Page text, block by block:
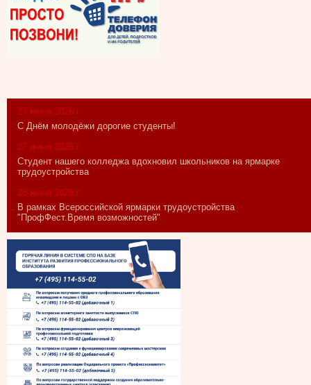
27 июня 2026 г.
С Днём молодёжи дорогие студенты!
27 июня 2026 г.
Студент нашего колледжа вдохновил школьников на ярмарке
трудоустройства
26 июня 2026 г.
В рамках Всероссийской ярмарки трудоустройства
"ПрофФест.Время возможностей"